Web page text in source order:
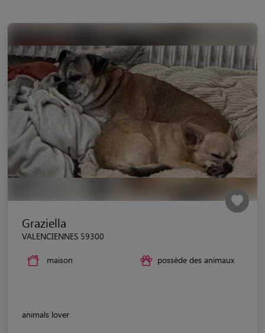
Graziella
VALENCIENNES 59300
maison possède des animaux
animals lover